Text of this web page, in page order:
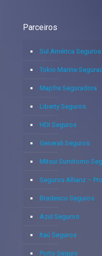
Parceiros
Sul América Seguros
Tokio Marine
Mapfre Seguradora
Liberty Seguros
HDI Seguros
Generali Seguros
Mitsui Sumitomo
Seguros Allianz –
Bradesco Seguros
Azul Seguros
Itaú Seguros
Porto Seguro